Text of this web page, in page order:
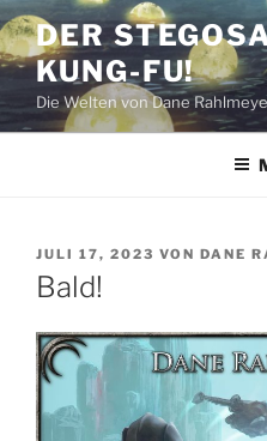
Zum
Inhalt
springen
DER
KUNG-FU!
Die Welten von Dane
VERÖFFENTLICHT
AM
JULI 17, 2023 VON DANE
Bald!